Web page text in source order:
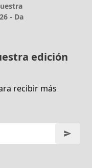
- Da
edición
recibir más